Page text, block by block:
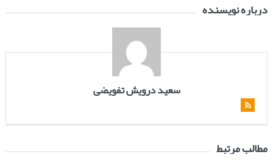
درباره نویسنده
سعید درویش تفویضی
مطالب مرتبط